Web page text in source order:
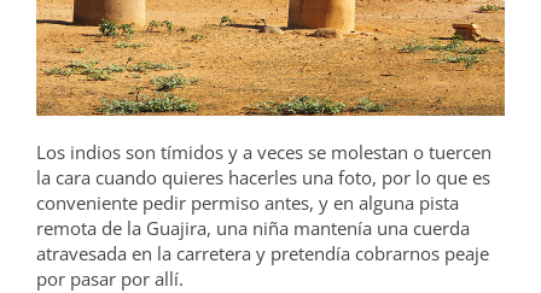
Los indios son tímidos y a veces se molestan o tuercen
la cara cuando quieres hacerles una foto, por lo que es
conveniente pedir permiso antes, y en alguna pista
remota de la Guajira, una niña mantenía una cuerda
atravesada en la carretera y pretendía cobrarnos peaje
por pasar por allí.